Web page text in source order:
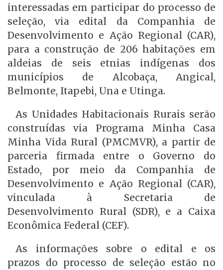
interessadas em participar do processo de
seleção, via edital da Companhia de
Desenvolvimento e Ação Regional (CAR),
para a construção de 206 habitações em
aldeias de seis etnias indígenas dos
municípios de Alcobaça, Angical,
Belmonte, Itapebi, Una e Utinga.
As Unidades Habitacionais Rurais serão
construídas via Programa Minha Casa
Minha Vida Rural (PMCMVR), a partir de
parceria firmada entre o Governo do
Estado, por meio da Companhia de
Desenvolvimento e Ação Regional (CAR),
vinculada à Secretaria de
Desenvolvimento Rural (SDR), e a Caixa
Econômica Federal (CEF).
As informações sobre o edital e os
prazos do processo de seleção estão no